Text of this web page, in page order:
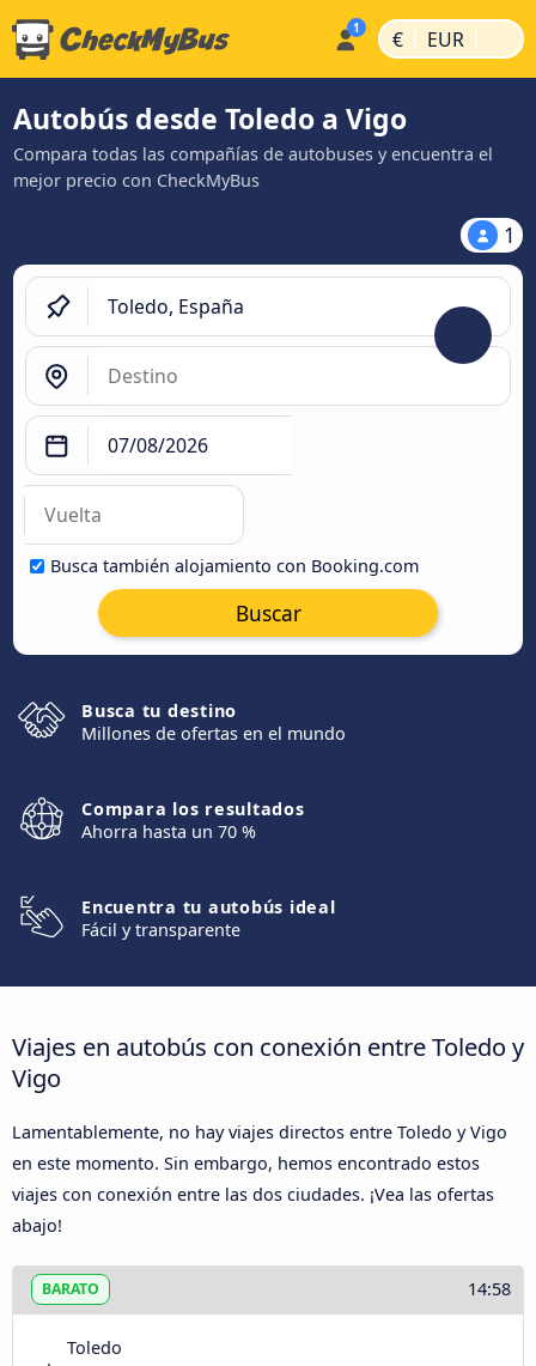
€ | EUR |
Autobús desde Toledo a Vigo
Compara todas las compañías de autobuses y encuentra el
mejor precio con CheckMyBus
1
Busca también alojamiento con Booking.com
Buscar
Busca tu destino
Millones de ofertas en el mundo
Compara los resultados
Ahorra hasta un 70 %
Encuentra tu autobús ideal
Fácil y transparente
Viajes en autobús con conexión entre Toledo y
Vigo
Lamentablemente, no hay viajes directos entre Toledo y Vigo
en este momento. Sin embargo, hemos encontrado estos
viajes con conexión entre las dos ciudades. ¡Vea las ofertas
abajo!
BARATO 14:58
Toledo